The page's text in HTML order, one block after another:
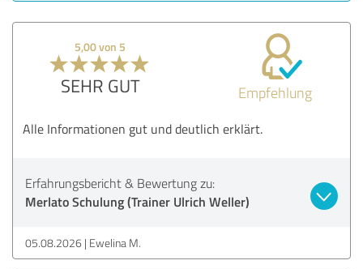
5,00 von 5
SEHR GUT Empfehlung
Alle Informationen gut und deutlich erklärt.
Erfahrungsbericht & Bewertung zu:
Merlato Schulung (Trainer Ulrich Weller)
05.08.2026 Ewelina M.